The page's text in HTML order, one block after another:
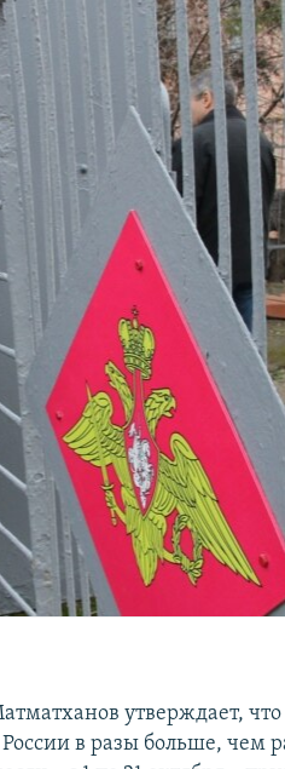
утверждает, что
в разы больше, чем